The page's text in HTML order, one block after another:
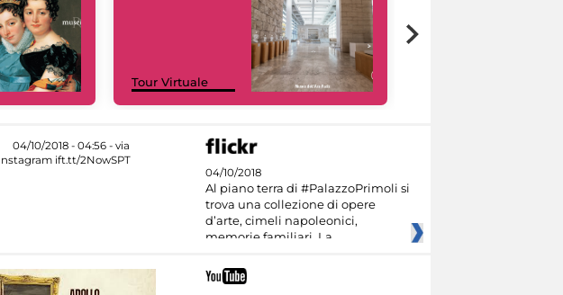
Tour Virtuale
04/10/2018
Al piano terra di #PalazzoPrimoli si
trova una collezione di opere
d’arte, cimeli napoleonici,
memorie familiari. La